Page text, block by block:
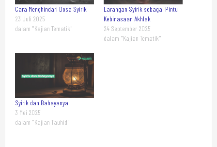
Cara Menghindari Dosa Syirik
23 Juli 2025
dalam "Kajian Tematik"
Larangan Syirik sebagai Pintu
Kebinasaan Akhlak
24 September 2025
dalam "Kajian Tematik"
Syirik dan Bahayanya
3 Mei 2025
dalam "Kajian Tauhid"